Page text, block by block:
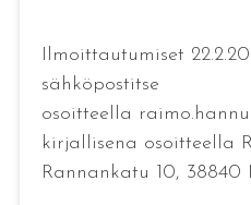
Ilmoittautumiset
sähköpostitse
osoitteella
kirjallisena osoitteella
Rannankatu 10, 38840